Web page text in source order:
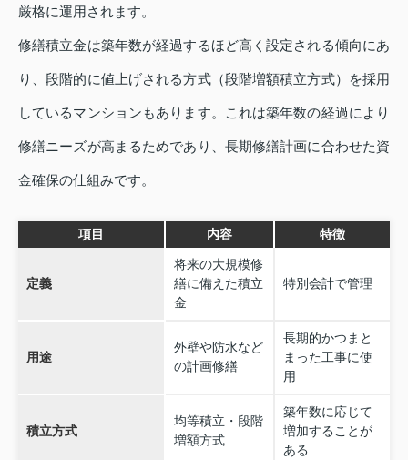
厳格に運用されます。
修繕積立金は築年数が経過するほど高く設定される傾向にあ
り、段階的に値上げされる方式（段階増額積立方式）を採用
しているマンションもあります。これは築年数の経過により
修繕ニーズが高まるためであり、長期修繕計画に合わせた資
金確保の仕組みです。
項目 内容 特徴
定義
将来の大規模修
繕に備えた積立
金
特別会計で管理
用途
外壁や防水など
の計画修繕
長期的かつまと
まった工事に使
用
積立方式
均等積立・段階
増額方式
築年数に応じて
増加することが
ある